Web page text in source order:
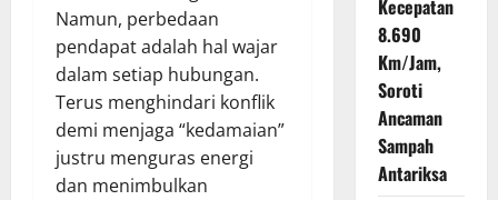
Namun, perbedaan
pendapat adalah hal wajar
dalam setiap hubungan.
Terus menghindari konflik
demi menjaga “kedamaian”
justru menguras energi
dan menimbulkan
Kecepatan
8.690
Km/Jam,
Soroti
Ancaman
Sampah
Antariksa